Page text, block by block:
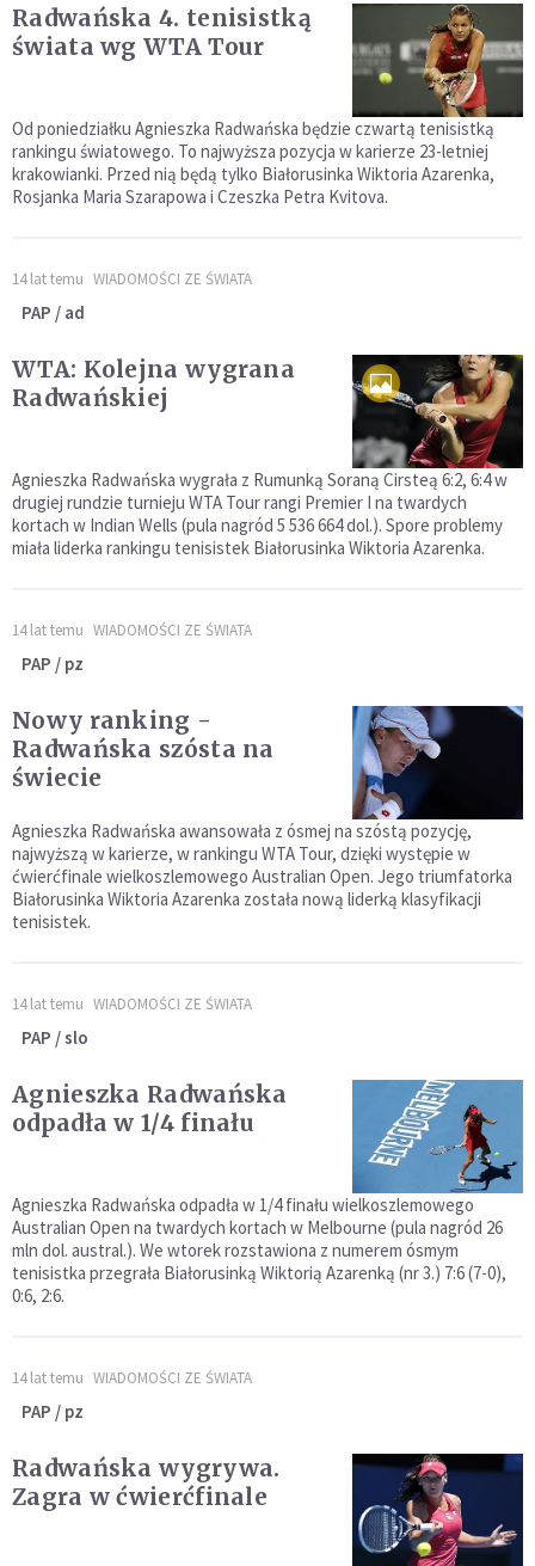
Radwańska 4. tenisistką
świata wg WTA Tour
Od poniedziałku Agnieszka Radwańska będzie czwartą tenisistką
rankingu światowego. To najwyższa pozycja w karierze 23-letniej
krakowianki. Przed nią będą tylko Białorusinka Wiktoria Azarenka,
Rosjanka Maria Szarapowa i Czeszka Petra Kvitova.
14 lat temu WIADOMOŚCI ZE ŚWIATA
PAP / ad
WTA: Kolejna wygrana
Radwańskiej
Agnieszka Radwańska wygrała z Rumunką Soraną Cirsteą 6:2, 6:4 w
drugiej rundzie turnieju WTA Tour rangi Premier I na twardych
kortach w Indian Wells (pula nagród 5 536 664 dol.). Spore problemy
miała liderka rankingu tenisistek Białorusinka Wiktoria Azarenka.
14 lat temu WIADOMOŚCI ZE ŚWIATA
PAP / pz
Nowy ranking -
Radwańska szósta na
świecie
Agnieszka Radwańska awansowała z ósmej na szóstą pozycję,
najwyższą w karierze, w rankingu WTA Tour, dzięki występie w
ćwierćfinale wielkoszlemowego Australian Open. Jego triumfatorka
Białorusinka Wiktoria Azarenka została nową liderką klasyfikacji
tenisistek.
14 lat temu WIADOMOŚCI ZE ŚWIATA
PAP / slo
Agnieszka Radwańska
odpadła w 1/4 finału
Agnieszka Radwańska odpadła w 1/4 finału wielkoszlemowego
Australian Open na twardych kortach w Melbourne (pula nagród 26
mln dol. austral.). We wtorek rozstawiona z numerem ósmym
tenisistka przegrała Białorusinką Wiktorią Azarenką (nr 3.) 7:6 (7-0),
0:6, 2:6.
14 lat temu WIADOMOŚCI ZE ŚWIATA
PAP / pz
Radwańska wygrywa.
Zagra w ćwierćfinale